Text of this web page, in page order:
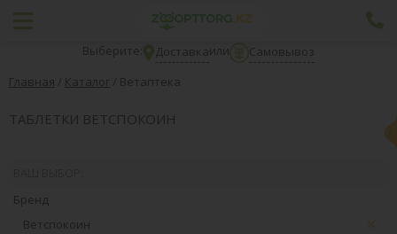
Выберите: Доставкаили
Самовывоз
Главная / Каталог / Ветаптека
ТАБЛЕТКИ ВЕТСПОКОИН
Бренд
Ветспокоин